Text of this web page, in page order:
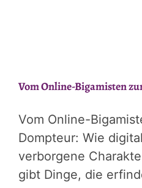
Vom Online-Bigamisten
Vom Online-
Dompteur: Wie
verborgene
gibt Dinge, die